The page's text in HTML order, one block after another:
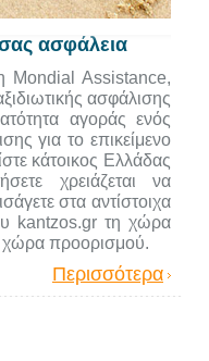
ασφάλεια
Mondial Assistance,
ασφάλισης
αγοράς ενός
για το επικείμενο
κάτοικος Ελλάδας
χρειάζεται να
στα αντίστοιχα
kantzos.gr τη χώρα
χώρα προορισμού.
Περισσότερα